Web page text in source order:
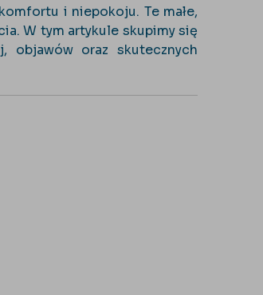
i niepokoju. Te małe,
W tym artykule skupimy się
objawów oraz skutecznych